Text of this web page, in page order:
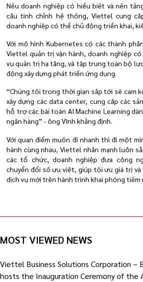
Nếu doanh nghiệp có hiểu biết và nền
cầu tinh chỉnh hệ thống, Viettel cung
doanh nghiệp có thể chủ động triển khai,
Với mô hình Kubernetes có các thành
Viettel quản trị vận hành, doanh nghiệp
vụ quản trị hạ tầng, và tập trung toàn bộ
động xây dựng phát triển ứng dụng.
“Chúng tôi trong thời gian sắp tới sẽ cam
xây dựng các data center, cung cấp các
hỗ trợ các bài toán AI Machine Learning
ngân hàng” - ông Vĩnh khẳng định.
Với quan điểm muốn đi nhanh thì đi một
hành cùng nhau, Viettel nhấn mạnh luôn
các tổ chức, doanh nghiệp đưa công
chuyển đổi số ưu việt, giúp tối ưu giá trị
dịch vụ mới trên hành trình khai phóng tiềm
MOST VIEWED NEWS
Viettel Business Solutions Corporation –
hosts the Inauguration Ceremony of the